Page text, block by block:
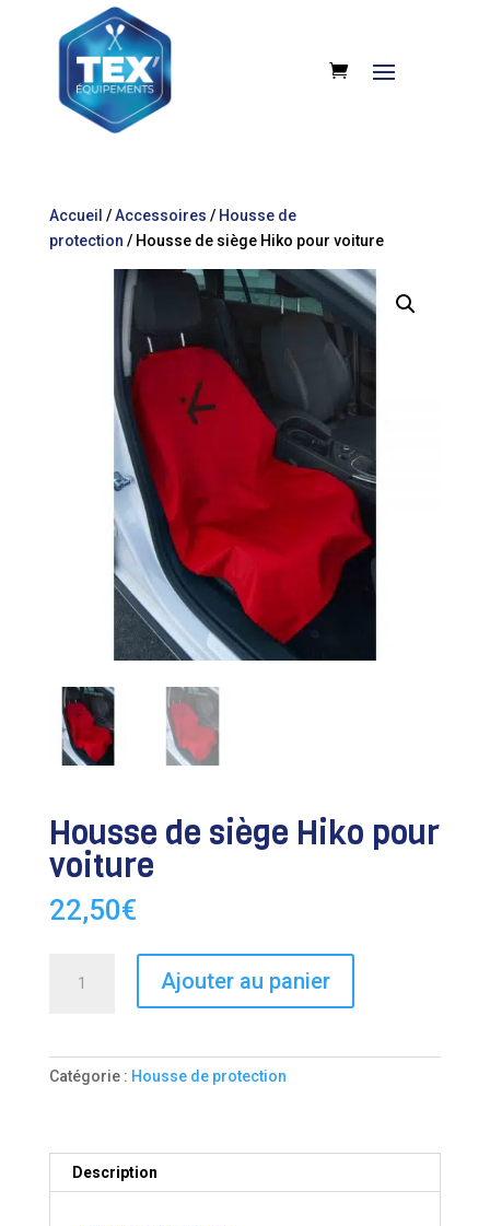
Accueil /Accessoires / Housse de
protection / Housse de siège Hiko pour voiture
Housse de siège Hiko pour
voiture
22,50€
Ajouter au panier
Catégorie : Housse de protection
Description